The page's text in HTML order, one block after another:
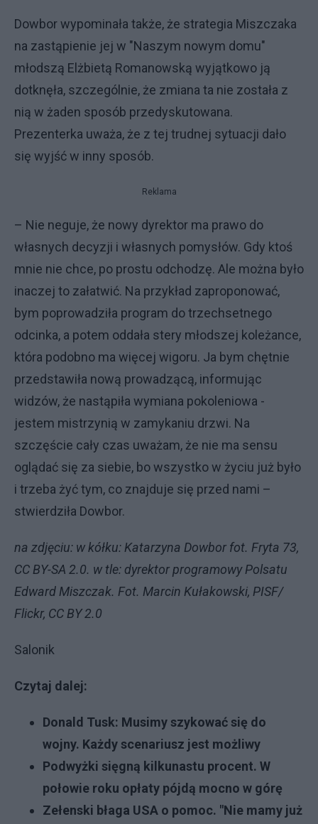
Dowbor wypominała także, że strategia Miszczaka
na zastąpienie jej w "Naszym nowym domu"
młodszą Elżbietą Romanowską wyjątkowo ją
dotknęła, szczególnie, że zmiana ta nie została z
nią w żaden sposób przedyskutowana.
Prezenterka uważa, że z tej trudnej sytuacji dało
się wyjść w inny sposób.
Reklama
– Nie neguje, że nowy dyrektor ma prawo do
własnych decyzji i własnych pomysłów. Gdy ktoś
mnie nie chce, po prostu odchodzę. Ale można było
inaczej to załatwić. Na przykład zaproponować,
bym poprowadziła program do trzechsetnego
odcinka, a potem oddała stery młodszej koleżance,
która podobno ma więcej wigoru. Ja bym chętnie
przedstawiła nową prowadzącą, informując
widzów, że nastąpiła wymiana pokoleniowa -
jestem mistrzynią w zamykaniu drzwi. Na
szczęście cały czas uważam, że nie ma sensu
oglądać się za siebie, bo wszystko w życiu już było
i trzeba żyć tym, co znajduje się przed nami –
stwierdziła Dowbor.
na zdjęciu: w kółku: Katarzyna Dowbor fot. Fryta 73,
CC BY-SA 2.0. w tle: dyrektor programowy Polsatu
Edward Miszczak. Fot. Marcin Kułakowski, PISF/
Flickr, CC BY 2.0
Salonik
Czytaj dalej:
Donald Tusk: Musimy szykować się do
wojny. Każdy scenariusz jest możliwy
Podwyżki sięgną kilkunastu procent. W
połowie roku opłaty pójdą mocno w górę
Zełenski błaga USA o pomoc. "Nie mamy już